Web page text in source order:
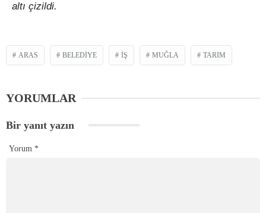
altı çizildi.
ARAS BELEDIYE İŞ MUĞLA TARIM
YORUMLAR
Bir yanıt yazın
Yorum *